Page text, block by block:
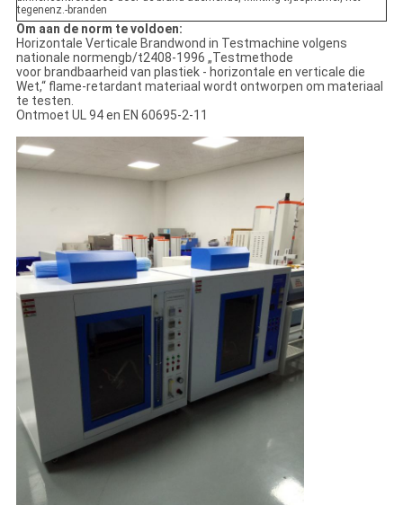
tegenenz.-branden
Om aan de norm te voldoen:
Horizontale Verticale Brandwond in Testmachine volgens
nationale normengb/t2408-1996 „Testmethode
voor brandbaarheid van plastiek - horizontale en verticale die
Wet,“ flame-retardant materiaal wordt ontworpen om materiaal
te testen.
Ontmoet UL 94 en EN 60695-2-11